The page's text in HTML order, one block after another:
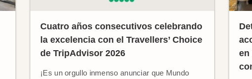
Cuatro años consecutivos celebrando
la excelencia con el Travellers’ Choice
de TripAdvisor 2026
¡Es un orgullo inmenso anunciar que Mundo
en